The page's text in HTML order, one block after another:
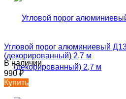
Угловой порог алюминиевый
(декорированный) 2,7 м
В наличии
990 ₽
Купить